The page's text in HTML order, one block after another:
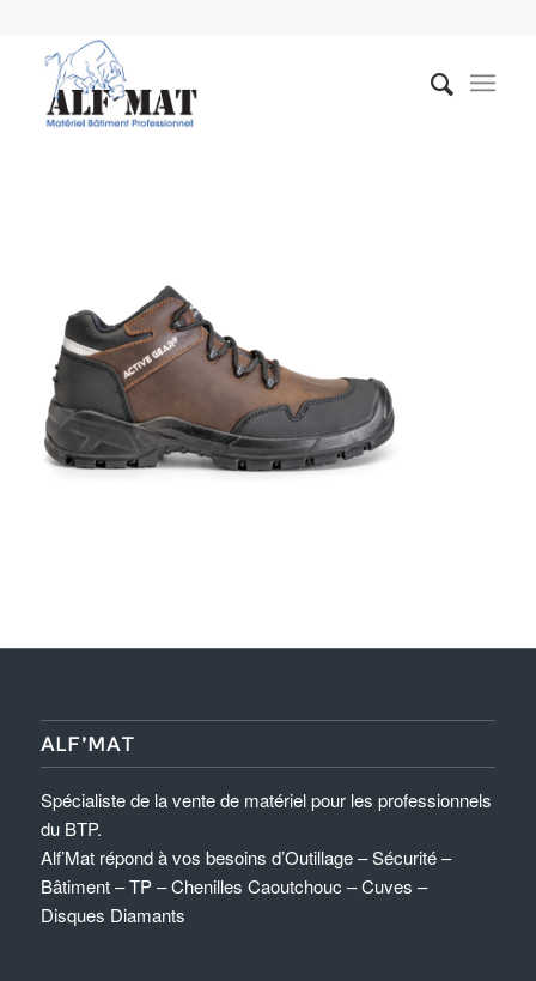
ALF’MAT
Spécialiste de la vente de matériel pour les professionnels
du BTP.
Alf’Mat répond à vos besoins d’Outillage – Sécurité –
Bâtiment – TP – Chenilles Caoutchouc – Cuves –
Disques Diamants